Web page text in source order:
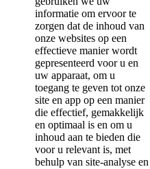
informatie om ervoor te
zorgen dat de inhoud van
onze websites op een
effectieve manier wordt
gepresenteerd voor u en
uw apparaat, om u
toegang te geven tot onze
site en app op een manier
die effectief, gemakkelijk
en optimaal is en om u
inhoud aan te bieden die
voor u relevant is, met
behulp van site-analyse en